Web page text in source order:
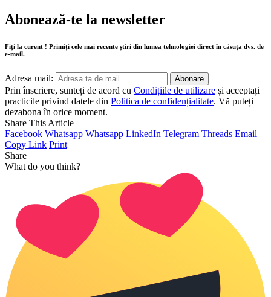
Abonează-te la newsletter
Fiți la curent ! Primiți cele mai recente știri din lumea tehnologiei direct în căsuța dvs. de
e-mail.
Adresa mail:
Prin înscriere, sunteți de acord cu Condițiile de utilizare și acceptați
practicile privind datele din Politica de confidențialitate. Vă puteți
dezabona în orice moment.
Share This Article
Facebook Whatsapp Whatsapp LinkedIn Telegram Threads Email
Copy Link Print
Share
What do you think?